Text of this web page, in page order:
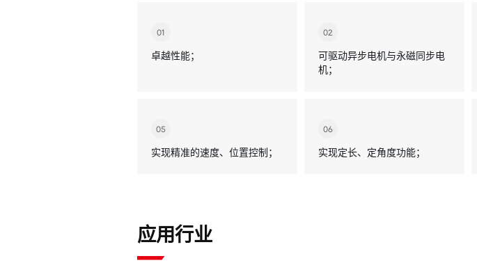
01
卓越性能；
02
可驱动异步电机与永磁同步电
机；
05
实现精准的速度、位置控制；
06
实现定长、定角度功能；
应用行业